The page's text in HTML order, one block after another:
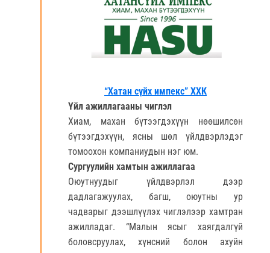
“Хатан сүйх импекс” ХХК
Үйл ажиллагааны чиглэл
Хиам, махан бүтээгдэхүүн нөөшилсөн
бүтээгдэхүүн, ясны шөл үйлдвэрлэдэг
томоохон компаниудын нэг юм.
Сургуулийн хамтын ажиллагаа
Оюутнуудыг үйлдвэрлэл дээр
дадлагажуулах, багш, оюутны ур
чадварыг дээшлүүлэх чиглэлээр хамтран
ажилладаг. “Малын ясыг хаягдалгүй
боловсруулах, хүнсний болон ахуйн